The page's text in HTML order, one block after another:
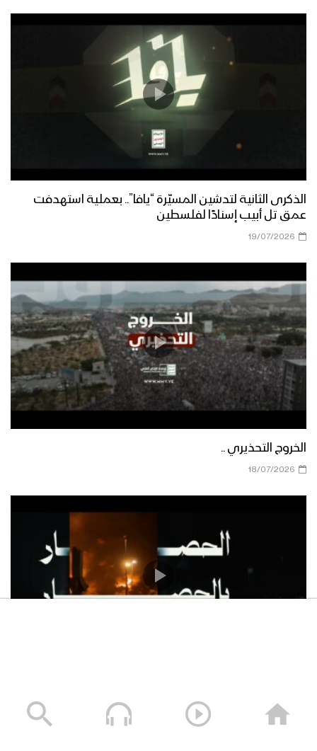
الذكرى الثانية لتدشين المسيّرة “يافا”.. بعملية استهدفت
عمق تل أبيب إسنادًا لفلسطين
19/07/2026
الخروج التحذيري ..
18/07/2026
16/07/2026